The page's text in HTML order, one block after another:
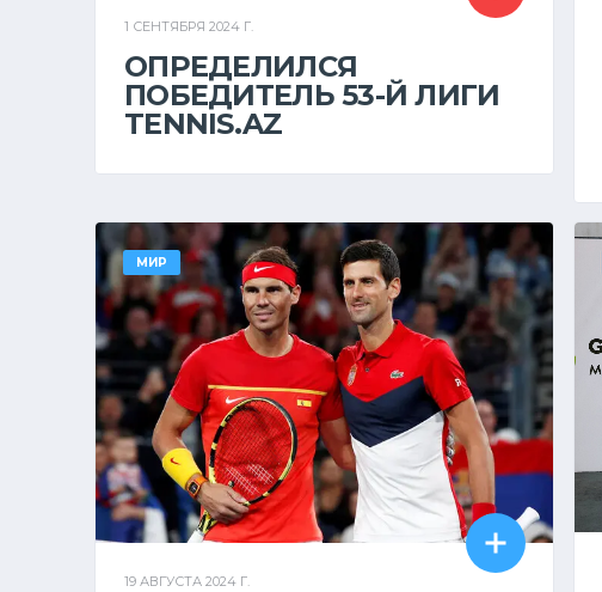
1 СЕНТЯБРЯ 2024 Г.
ОПРЕДЕЛИЛСЯ
ПОБЕДИТЕЛЬ 53-Й ЛИГИ
TENNIS.AZ
МИР
19 АВГУСТА 2024 Г.